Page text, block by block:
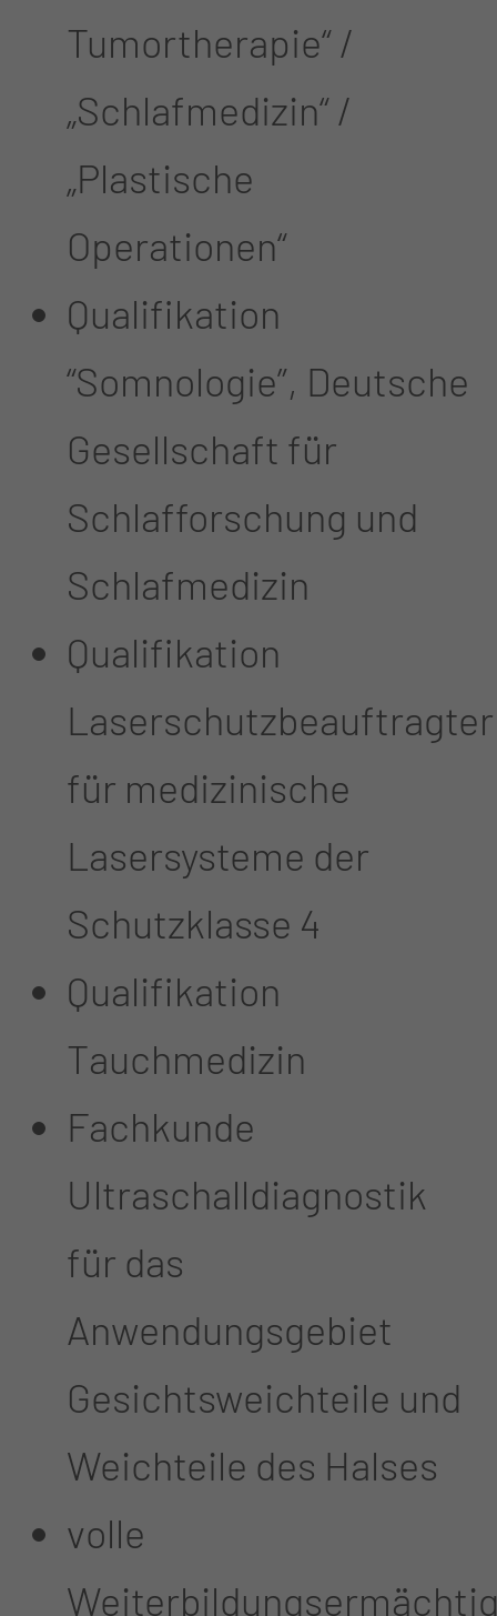
Tumortherapie“ /
„Schlafmedizin“ /
„Plastische
Operationen“
Qualifikation
“Somnologie”, Deutsche
Gesellschaft für
Schlafforschung und
Schlafmedizin
Qualifikation
Laserschutzbeauftragter
für medizinische
Lasersysteme der
Schutzklasse 4
Qualifikation
Tauchmedizin
Fachkunde
Ultraschalldiagnostik
für das
Anwendungsgebiet
Gesichtsweichteile und
Weichteile des Halses
volle